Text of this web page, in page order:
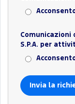
Comunicazioni
S.P.A. per